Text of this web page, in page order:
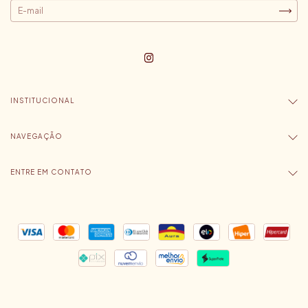
INSTITUCIONAL
NAVEGAÇÃO
ENTRE EM CONTATO